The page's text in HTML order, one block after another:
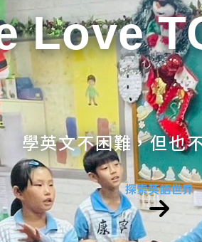
Love
學英文不困難，但也
探索英語世界